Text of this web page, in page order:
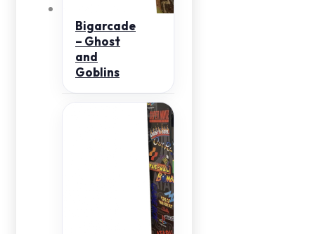
Bigarcade
– Ghost
and
Goblins